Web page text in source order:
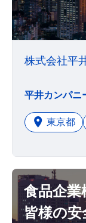
株式会社平
東京都
食品企業
皆様の